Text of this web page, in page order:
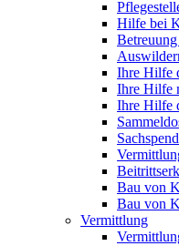
Hilfe bei
Ihre Hilfe
Ihre Hilfe
Ihre Hilfe
Bau von
Bau von
Vermittlung